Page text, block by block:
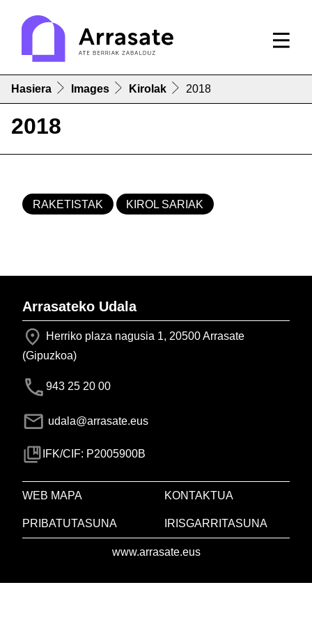
Hasiera Images Kirolak 2018
2018
RAKETISTAK KIROL SARIAK
Arrasateko Udala
Herriko plaza nagusia 1, 20500 Arrasate
(Gipuzkoa)
943 25 20 00
udala@arrasate.eus
IFK/CIF: P2005900B
WEB MAPA KONTAKTUA
PRIBATUTASUNA IRISGARRITASUNA
www.arrasate.eus